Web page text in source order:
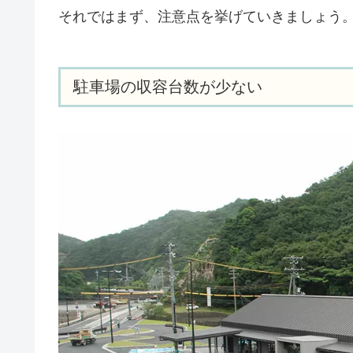
それではまず、注意点を挙げていきましょう
駐車場の収容台数が少ない